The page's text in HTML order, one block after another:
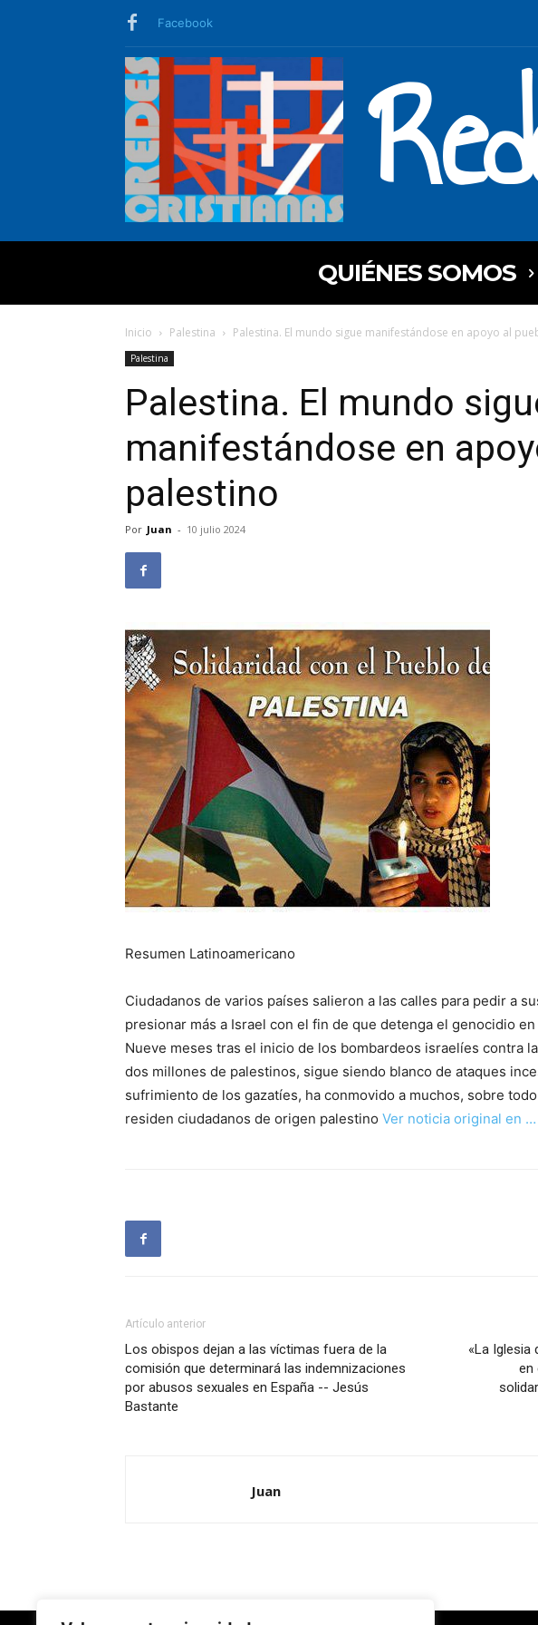
Facebook
QUIÉNES SOMOS
Inicio Palestina Palestina. El mundo sigue manifestándose en apoyo al
Palestina
Palestina. El mundo
manifestándose en
palestino
Por Juan - 10 julio 2024
Resumen Latinoamericano
Ciudadanos de varios países salieron a las calles para pedir a
presionar más a Israel con el fin de que detenga el genocidio en
Nueve meses tras el inicio de los bombardeos israelíes contra
dos millones de palestinos, sigue siendo blanco de ataques
sufrimiento de los gazatíes, ha conmovido a muchos, sobre
residen ciudadanos de origen palestino Ver noticia original en …
Artículo anterior
Los obispos dejan a las víctimas fuera de la
comisión que determinará las indemnizaciones
por abusos sexuales en España -- Jesús
Bastante
«La Iglesia
en
Juan